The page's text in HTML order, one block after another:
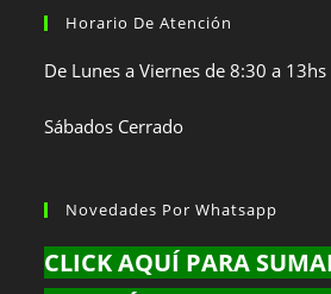
Horario De Atención
De Lunes a Viernes de 8:30 a 13hs
Sábados Cerrado
Novedades Por Whatsapp
CLICK AQUÍ PARA